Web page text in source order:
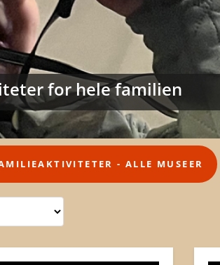
for hele familien
- ALLE MUSEER